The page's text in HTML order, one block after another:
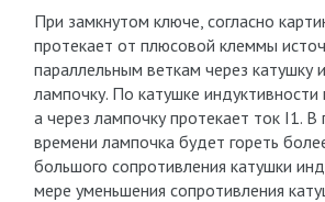
При замкнутом ключе, согласно
протекает от плюсовой клеммы
параллельным веткам через катушку
лампочку. По катушке индуктивности
а через лампочку протекает ток I1.
времени лампочка будет гореть
большого сопротивления катушки
мере уменьшения сопротивления